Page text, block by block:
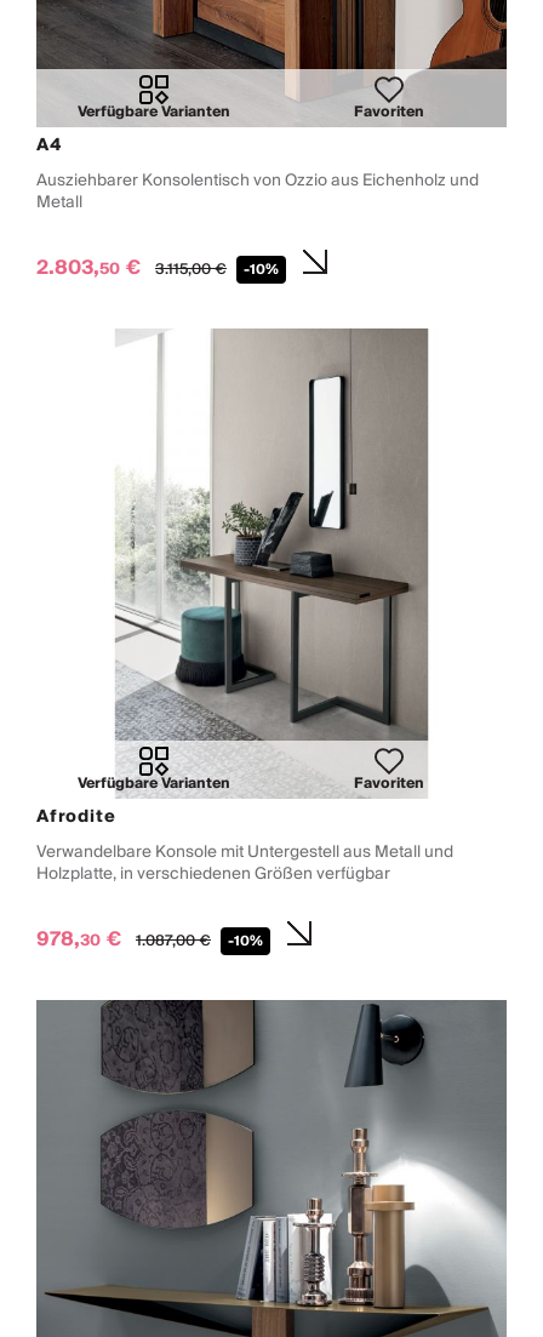
Verfügbare Varianten Favoriten
A4
Ausziehbarer Konsolentisch von Ozzio aus Eichenholz und
Metall
2.803,50 € 3.115,00€ -10%
Verfügbare Varianten Favoriten
Afrodite
Verwandelbare Konsole mit Untergestell aus Metall und
Holzplatte, in verschiedenen Größen verfügbar
978,30 € 1.087,00€ -10%